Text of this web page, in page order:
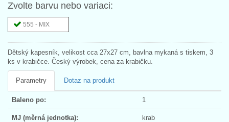
Zvolte barvu nebo variaci:
555 - MIX
Dětský kapesník, velikost cca 27x27 cm, bavlna mykaná s tiskem, 3
ks v krabičce. Český výrobek, cena za krabičku.
Parametry Dotaz na produkt
Baleno po: 1
MJ (měrná jednotka): krab